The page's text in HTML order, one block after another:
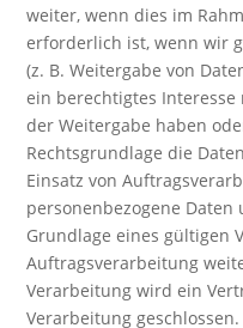
weiter, wenn dies im
erforderlich ist, wenn wir
(z. B. Weitergabe von
ein berechtigtes Interesse
der Weitergabe haben
Rechtsgrundlage die
Einsatz von
personenbezogene
Grundlage eines gültigen
Auftragsverarbeitung
Verarbeitung wird ein
Verarbeitung geschlossen.